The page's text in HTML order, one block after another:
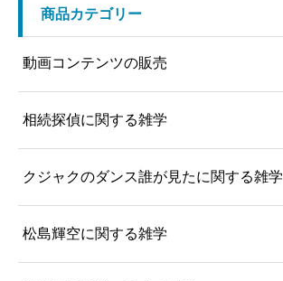
商品カテゴリー
動画コンテンツの販売
相続探偵に関する雑学
クジャクのダンス誰が見たに関する雑学
松島輝空に関する雑学